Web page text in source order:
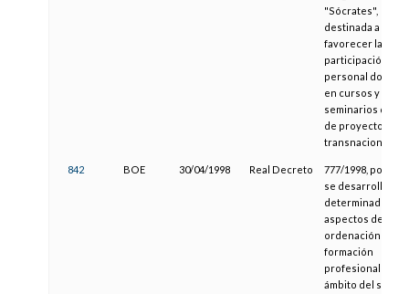
"Sócrates",
destinada a
favorecer la
participación del
personal
en cursos y
seminarios
de proyectos
transnacionales.
842 BOE 30/04/1998 Real Decreto
777/1998, por el
se desarrollan
determinados
aspectos de la
ordenación de la
formación
profesional en el
ámbito del